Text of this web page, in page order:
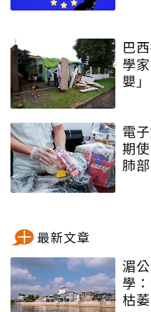
巴
學
嬰
電
期
肺
最新文章
湄
學
枯